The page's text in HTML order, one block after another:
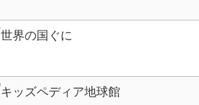
世界の国ぐに
キッズペディア地球館